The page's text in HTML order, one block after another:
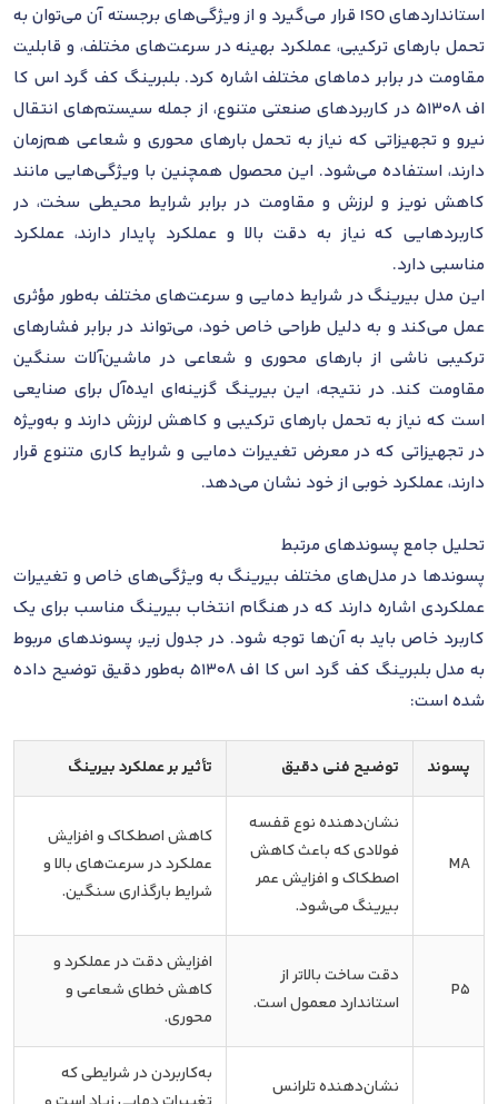
استانداردهای ISO قرار می‌گیرد و از ویژگی‌های برجسته آن می‌توان به
تحمل بارهای ترکیبی، عملکرد بهینه در سرعت‌های مختلف، و قابلیت
مقاومت در برابر دماهای مختلف اشاره کرد. بلبرینگ کف گرد اس کا
اف 51308 در کاربردهای صنعتی متنوع، از جمله سیستم‌های انتقال
نیرو و تجهیزاتی که نیاز به تحمل بارهای محوری و شعاعی هم‌زمان
دارند، استفاده می‌شود. این محصول همچنین با ویژگی‌هایی مانند
کاهش نویز و لرزش و مقاومت در برابر شرایط محیطی سخت، در
کاربردهایی که نیاز به دقت بالا و عملکرد پایدار دارند، عملکرد
مناسبی دارد.
این مدل بیرینگ در شرایط دمایی و سرعت‌های مختلف به‌طور مؤثری
عمل می‌کند و به دلیل طراحی خاص خود، می‌تواند در برابر فشارهای
ترکیبی ناشی از بارهای محوری و شعاعی در ماشین‌آلات سنگین
مقاومت کند. در نتیجه، این بیرینگ گزینه‌ای ایده‌آل برای صنایعی
است که نیاز به تحمل بارهای ترکیبی و کاهش لرزش دارند و به‌ویژه
در تجهیزاتی که در معرض تغییرات دمایی و شرایط کاری متنوع قرار
دارند، عملکرد خوبی از خود نشان می‌دهد.
تحلیل جامع پسوندهای مرتبط
پسوندها در مدل‌های مختلف بیرینگ به ویژگی‌های خاص و تغییرات
عملکردی اشاره دارند که در هنگام انتخاب بیرینگ مناسب برای یک
کاربرد خاص باید به آن‌ها توجه شود. در جدول زیر، پسوندهای مربوط
به مدل بلبرینگ کف گرد اس کا اف 51308 به‌طور دقیق توضیح داده
شده است:
پسوند توضیح فنی دقیق تأثیر بر عملکرد بیرینگ
MA
نشان‌دهنده نوع قفسه
فولادی که باعث کاهش
اصطکاک و افزایش عمر
بیرینگ می‌شود.
کاهش اصطکاک و افزایش
عملکرد در سرعت‌های بالا و
شرایط بارگذاری سنگین.
P5
دقت ساخت بالاتر از
استاندارد معمول است.
افزایش دقت در عملکرد و
کاهش خطای شعاعی و
محوری.
نشان‌دهنده تلرانس
به‌کاربردن در شرایطی که